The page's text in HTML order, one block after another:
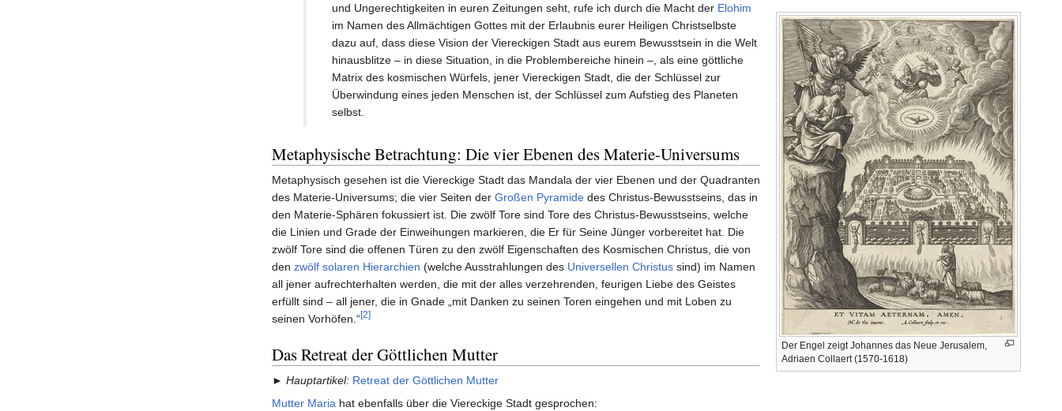
Der Engel zeigt Johannes das Neue Jerusalem,
Adriaen Collaert (1570-1618)
und Ungerechtigkeiten in euren Zeitungen seht, rufe ich durch die Macht der Elohim
im Namen des Allmächtigen Gottes mit der Erlaubnis eurer Heiligen Christselbste
dazu auf, dass diese Vision der Viereckigen Stadt aus eurem Bewusstsein in die Welt
hinausblitze – in diese Situation, in die Problembereiche hinein –, als eine göttliche
Matrix des kosmischen Würfels, jener Viereckigen Stadt, die der Schlüssel zur
Überwindung eines jeden Menschen ist, der Schlüssel zum Aufstieg des Planeten
selbst.
Metaphysische Betrachtung: Die vier Ebenen des Materie-Universums
Metaphysisch gesehen ist die Viereckige Stadt das Mandala der vier Ebenen und der Quadranten
des Materie-Universums; die vier Seiten der Großen Pyramide des Christus-Bewusstseins, das in
den Materie-Sphären fokussiert ist. Die zwölf Tore sind Tore des Christus-Bewusstseins, welche
die Linien und Grade der Einweihungen markieren, die Er für Seine Jünger vorbereitet hat. Die
zwölf Tore sind die offenen Türen zu den zwölf Eigenschaften des Kosmischen Christus, die von
den zwölf solaren Hierarchien (welche Ausstrahlungen des Universellen Christus sind) im Namen
all jener aufrechterhalten werden, die mit der alles verzehrenden, feurigen Liebe des Geistes
erfüllt sind – all jener, die in Gnade „mit Danken zu seinen Toren eingehen und mit Loben zu
seinen Vorhöfen.“[2]
Das Retreat der Göttlichen Mutter
► Hauptartikel: Retreat der Göttlichen Mutter
Mutter Maria hat ebenfalls über die Viereckige Stadt gesprochen: